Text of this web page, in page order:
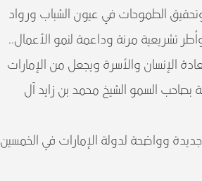
الطموحات في عيون الشباب ورواد
وأطر تشريعية مرنة وداعمة لنمو الأعمال..
الإنسان والأسرة ويجعل من الإمارات
السمو الشيخ محمد بن زايد آل
وواضحة لدولة الإمارات في الخمسين